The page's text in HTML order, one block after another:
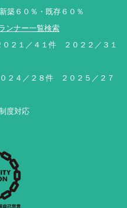
築６０％・既存６０％
ンナー一覧検索
２１／４１件 ２０２２／３１
２８件 ２０２５／２７
度対応